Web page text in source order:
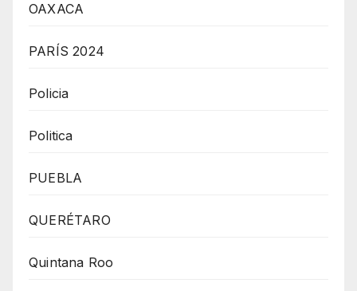
OAXACA
PARÍS 2024
Policia
Politica
PUEBLA
QUERÉTARO
Quintana Roo